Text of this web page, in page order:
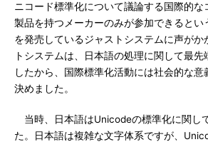
ニコード標準化について議論する国際的な
製品を持つメーカーのみが参加できるとい
を発売しているジャストシステムに声がか
トシステムは、日本語の処理に関して最先
したから、国際標準化活動には社会的な
決めました。
当時、日本語はUnicodeの標準化に関し
た。日本語は複雑な文字体系ですが、